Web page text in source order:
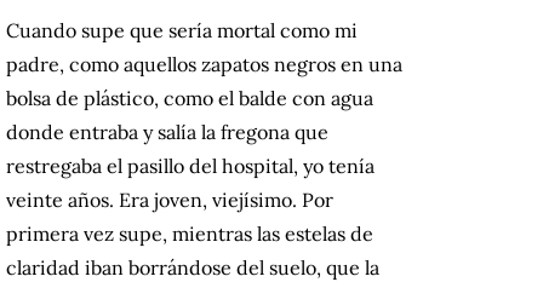
Cuando supe que sería mortal como mi
padre, como aquellos zapatos negros en una
bolsa de plástico, como el balde con agua
donde entraba y salía la fregona que
restregaba el pasillo del hospital, yo tenía
veinte años. Era joven, viejísimo. Por
primera vez supe, mientras las estelas de
claridad iban borrándose del suelo, que la